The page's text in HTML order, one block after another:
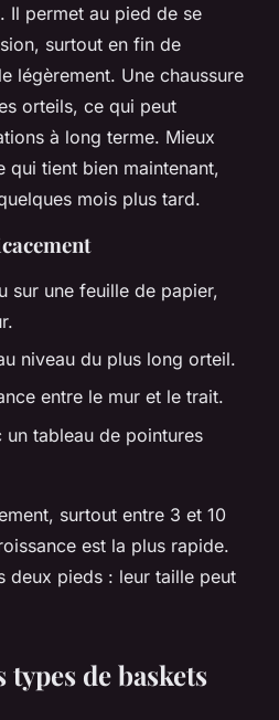
Il permet au pied de se
surtout en fin de
légèrement. Une chaussure
orteils, ce qui peut
à long terme. Mieux
qui tient bien maintenant,
mois plus tard.
sur une feuille de papier,
niveau du plus long orteil.
entre le mur et le trait.
un tableau de pointures
surtout entre 3 et 10
est la plus rapide.
deux pieds : leur taille peut
de baskets